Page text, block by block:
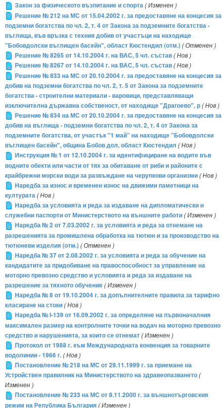
Закон за физическото възпитание и спорта( Изменен )
Решение № 212 на МС от 15.04.2002 г. за предоставяне на концесия за
подземни богатства по чл. 2, т. 4 от Закона за подземните богатства -
въглища, във връзка с техния добив от участъци на находище
"Бобовдолски въглищен басейн", област Кюстендил (отм.)( Отменен )
Решение № 8265 от 14.10.2004 г. на ВАС, 5 чл. състав( Нов )
Решение № 8267 от 14.10.2004 г. на ВАС, 5 чл. състав( Нов )
Решение № 833 на МС от 20.10.2004 г. за предоставяне на концесия за
добив на подземни богатства по чл. 2, т. 5 от Закона за подземните
богатства - строителни материали - варовици, представляващи
изключителна държавна собственост, от находище "Драгоево", р( Нов )
Решение № 834 на МС от 20.10.2004 г. за предоставяне на концесия за
добив на въглища - подземни богатства по чл. 2, т. 4 от Закона за
подземните богатства, от участък "1 май" на находище "Бобовдолски
въглищен басейн", община Бобов дол, област Кюстендил ( Нов )
Инструкция № 1 от 12.10.2004 г. за идентифициране на водите във
водните обекти или части от тях за обитаване от риби и районите с
крайбрежни морски води за развъждане на черупкови организми( Нов )
Наредба за износ и временен износ на движими паметници на
културата( Нов )
Наредба за условията и реда за издаване на дипломатически и
служебни паспорти от Министерството на външните работи( Изменен )
Наредба № 2 от 7.03.2002 г. за условията и реда за отнемане на
разрешенията за промишлена обработка на тютюн и за производство на
тютюневи изделия (отм.)( Отменен )
Наредба № 37 от 2.08.2002 г. за условията и реда за обучение на
кандидатите за придобиване на правоспособност за управление на
моторно превозно средство и условията и реда за издаване на
разрешение за тяхното обучение( Изменен )
Наредба № 8 от 19.10.2004 г. за допълнителните правила за тарифно
класиране на стоки( Нов )
Наредба № I-139 от 16.09.2002 г. за определяне на първоначалния
максимален размер на контролните точки на водач на моторно превозно
средство и нарушенията, за които се отнемат( Изменен )
Протокол от 1988 г. към Международната конвенция за товарните
водолинии - 1966 г.( Нов )
Постановление № 218 на МС от 29.11.1999 г. за приемане на
Устройствен правилник на Министерството на здравеопазването(
Изменен )
Постановление № 233 на МС от 8.11.2000 г. за външнотърговския
режим на Република България( Изменен )